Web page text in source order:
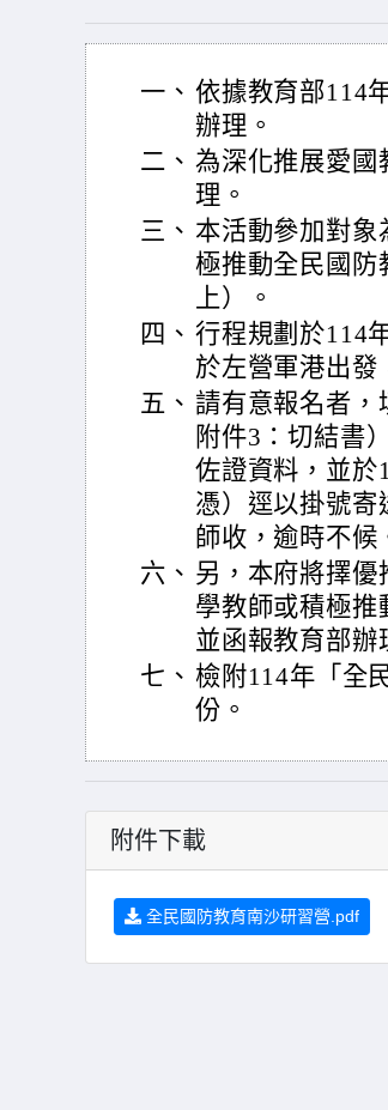
一、 依據教育部114
辦理。
二、 為深化推展愛國
理。
三、 本活動參加對象
極推動全民國防
上）。
四、 行程規劃於114
於左營軍港出發
五、 請有意報名者，
附件3：切結書
佐證資料，並於
憑）逕以掛號寄
師收，逾時不候
六、 另，本府將擇優
學教師或積極推
並函報教育部辦
七、 檢附114年「全
份。
附件下載
全民國防教育南沙研習營.pdf